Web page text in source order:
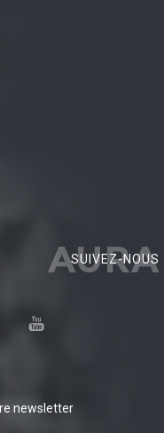
AURA
SUIVEZ-NOUS
newsletter